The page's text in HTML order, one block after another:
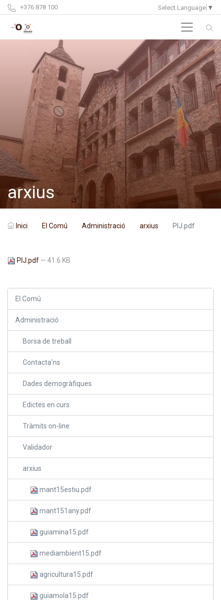
+376 878 100 Select Language ▼
arxius
Inici El Comú Administració arxius PIJ.pdf
El Comú
Administració
Borsa de treball
Contacta'ns
Dades demogràfiques
Edictes en curs
Tràmits on-line
Validador
arxius
mant15estiu.pdf
mant151any.pdf
guiamina15.pdf
mediambient15.pdf
agricultura15.pdf
guiamola15.pdf
PIJ.pdf — 41.6 KB